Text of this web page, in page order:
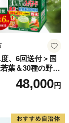
明書と共にお
、6回送付＞国
葉＆30種の野
方 定期便
48,000円